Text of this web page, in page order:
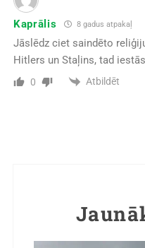
Kaprālis 8 gadus atpakaļ
Jāslēdz ciet saindēto
Hitlers un Staļins, tad
0 Atbildēt